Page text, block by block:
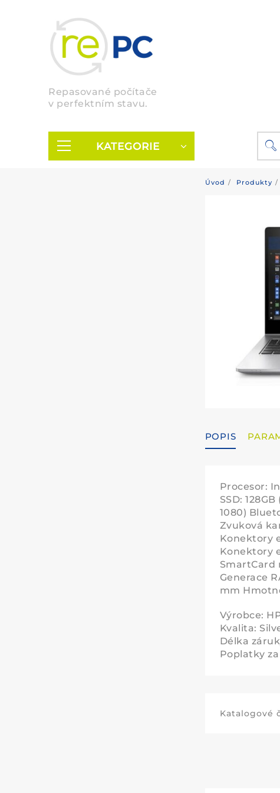
Repasované počítače
v perfektním stavu.
KATEGORIE
Úvod Produkty
POPIS
Procesor:
SSD:
1080)
Zvuková
Konektory
Konektory
SmartCard
Generace
mm
Výrobce:
Kvalita:
Délka
Poplatky
Katalogové